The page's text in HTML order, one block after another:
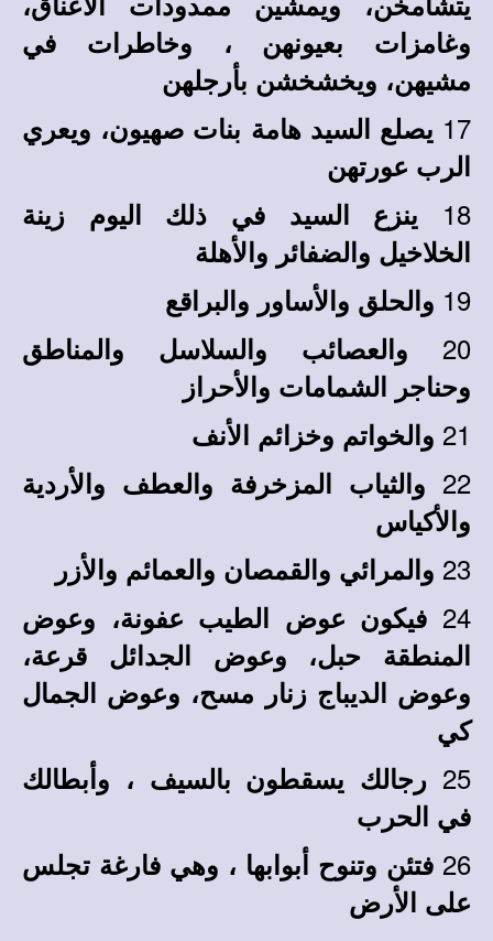
وغامزات بعيونهن ، وخاطرات في
مشيهن، ويخشخشن بأرجلهن
17 يصلع السيد هامة بنات صهيون، ويعري
الرب عورتهن
18
ينزع السيد في ذلك اليوم زينة
الخلاخيل والضفائر والأهلة
19 والحلق والأساور والبراقع
20
والعصائب والسلاسل والمناطق
وحناجر الشمامات والأحراز
21 والخواتم وخزائم الأنف
22 والثياب المزخرفة والعطف والأردية
والأكياس
23 والمرائي والقمصان والعمائم والأزر
24 فيكون عوض الطيب عفونة، وعوض
المنطقة حبل، وعوض الجدائل قرعة،
وعوض الديباج زنار مسح، وعوض الجمال
كي
25 رجالك يسقطون بالسيف ، وأبطالك
في الحرب
26 فتئن وتنوح أبوابها ، وهي فارغة تجلس
على الأرض